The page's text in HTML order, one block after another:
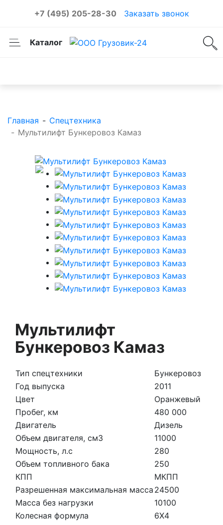
+7 (495) 205-28-30 Заказать звонок
Каталог
Главная - Спецтехника
- Мультилифт Бункеровоз Камаз
Мультилифт
Бункеровоз Камаз
Тип спецтехники
Бункеровоз
Год выпуска
2011
Цвет
Оранжевый
Пробег, км
480 000
Двигатель
Дизель
Объем двигателя, см3
11000
Мощность, л.с
280
Объем топливного бака
250
КПП
МКПП
Разрешенная максимальная масса 24500
Масса без нагрузки
10100
Колесная формула
6Х4